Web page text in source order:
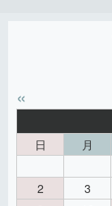
«
日 月
2
3